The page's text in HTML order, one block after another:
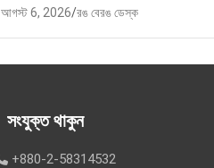
আগস্ট 6, 2026 রঙ বেরঙ ডেস্ক
সংযুক্ত থাকুন
+880-2-58314532